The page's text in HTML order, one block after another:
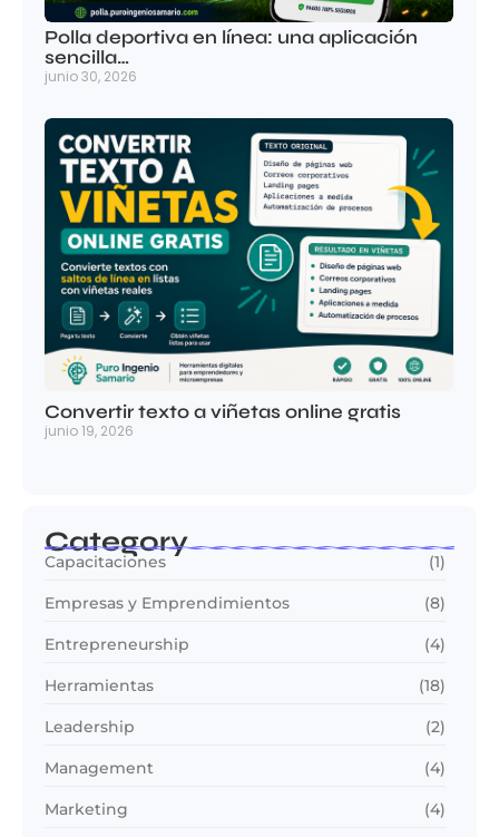
Polla deportiva en línea: una aplicación
sencilla…
junio 30, 2026
Convertir texto a viñetas online gratis
junio 19, 2026
Category
Capacitaciones (1)
Empresas y Emprendimientos (8)
Entrepreneurship (4)
Herramientas (18)
Leadership (2)
Management (4)
Marketing (4)